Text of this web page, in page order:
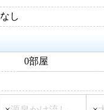
なし
0部屋